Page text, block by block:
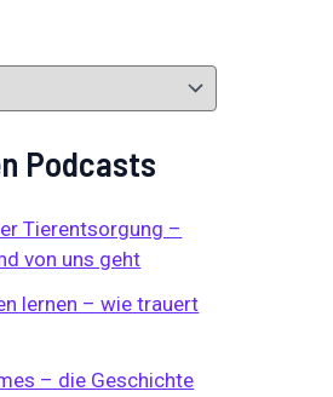
Podcasts
Tierentsorgung –
von uns geht
lernen – wie trauert
– die Geschichte